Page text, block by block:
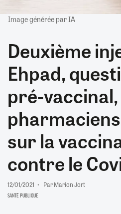
Image générée par IA
Deuxième
Ehpad,
pré-
sur la
contre le
12/01/2021 Par Marion Jort
SANTÉ PUBLIQUE